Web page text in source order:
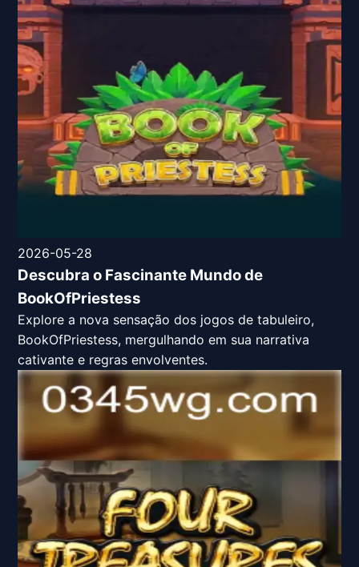
2026-05-28
Descubra o Fascinante Mundo de
BookOfPriestess
Explore a nova sensação dos jogos de tabuleiro,
BookOfPriestess, mergulhando em sua narrativa
cativante e regras envolventes.